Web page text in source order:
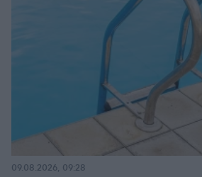
09.08.2026, 09:28